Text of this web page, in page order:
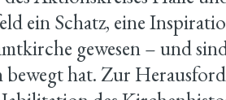
ein Schatz, eine
gewesen – und
bewegt hat. Zur